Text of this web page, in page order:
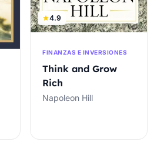
4.9
FINANZAS E INVERSIONES
Think and Grow
Rich
Napoleon Hill